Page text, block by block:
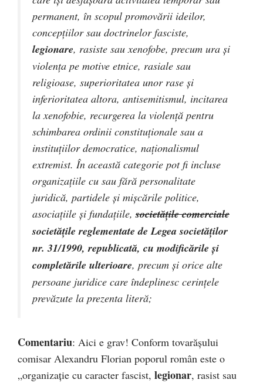
permanent, în scopul promovării ideilor,
concepţiilor sau doctrinelor fasciste,
legionare, rasiste sau xenofobe, precum ura şi
violenţa pe motive etnice, rasiale sau
religioase, superioritatea unor rase şi
inferioritatea altora, antisemitismul, incitarea
la xenofobie, recurgerea la violenţă pentru
schimbarea ordinii constituţionale sau a
instituţiilor democratice, naţionalismul
extremist. În această categorie pot fi incluse
organizaţiile cu sau fără personalitate
juridică, partidele şi mişcările politice,
asociaţiile şi fundaţiile,societăţile comerciale
societăţile reglementate de Legea societăţilor
nr. 31/1990, republicată, cu modificările şi
completările ulterioare, precum şi orice alte
persoane juridice care îndeplinesc cerinţele
prevăzute la prezenta literă;
Comentariu: Aici e grav! Conform tovarășului
comisar Alexandru Florian poporul român este o
„organizație cu caracter fascist, legionar, rasist sau